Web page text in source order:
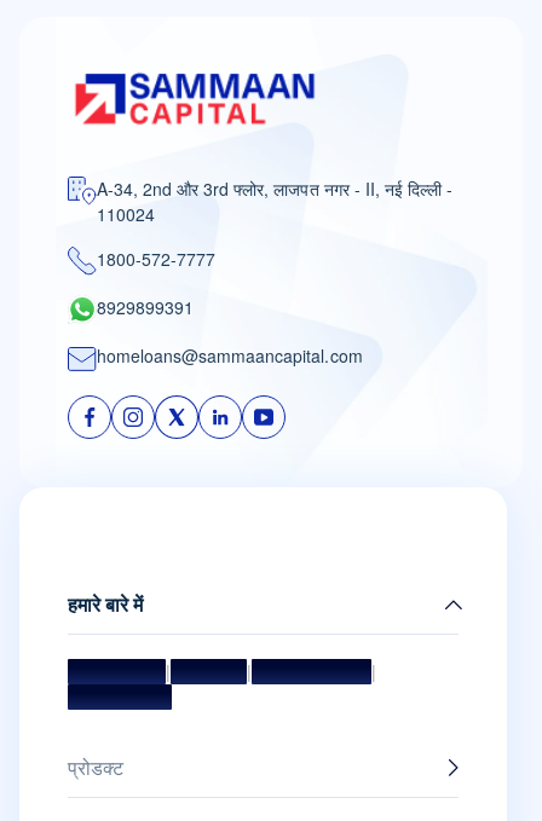
A-34, 2nd और 3rd फ्लोर, लाजपत नगर - II, नई दिल्ली -
110024
1800-572-7777
8929899391
homeloans@sammaancapital.com
हमारे बारे में
मिशन और विज़न|मैनेजमेंट टीम|बोर्ड ऑफ डायरेक्टर्स|
अवॉर्ड और सम्मान
प्रोडक्ट